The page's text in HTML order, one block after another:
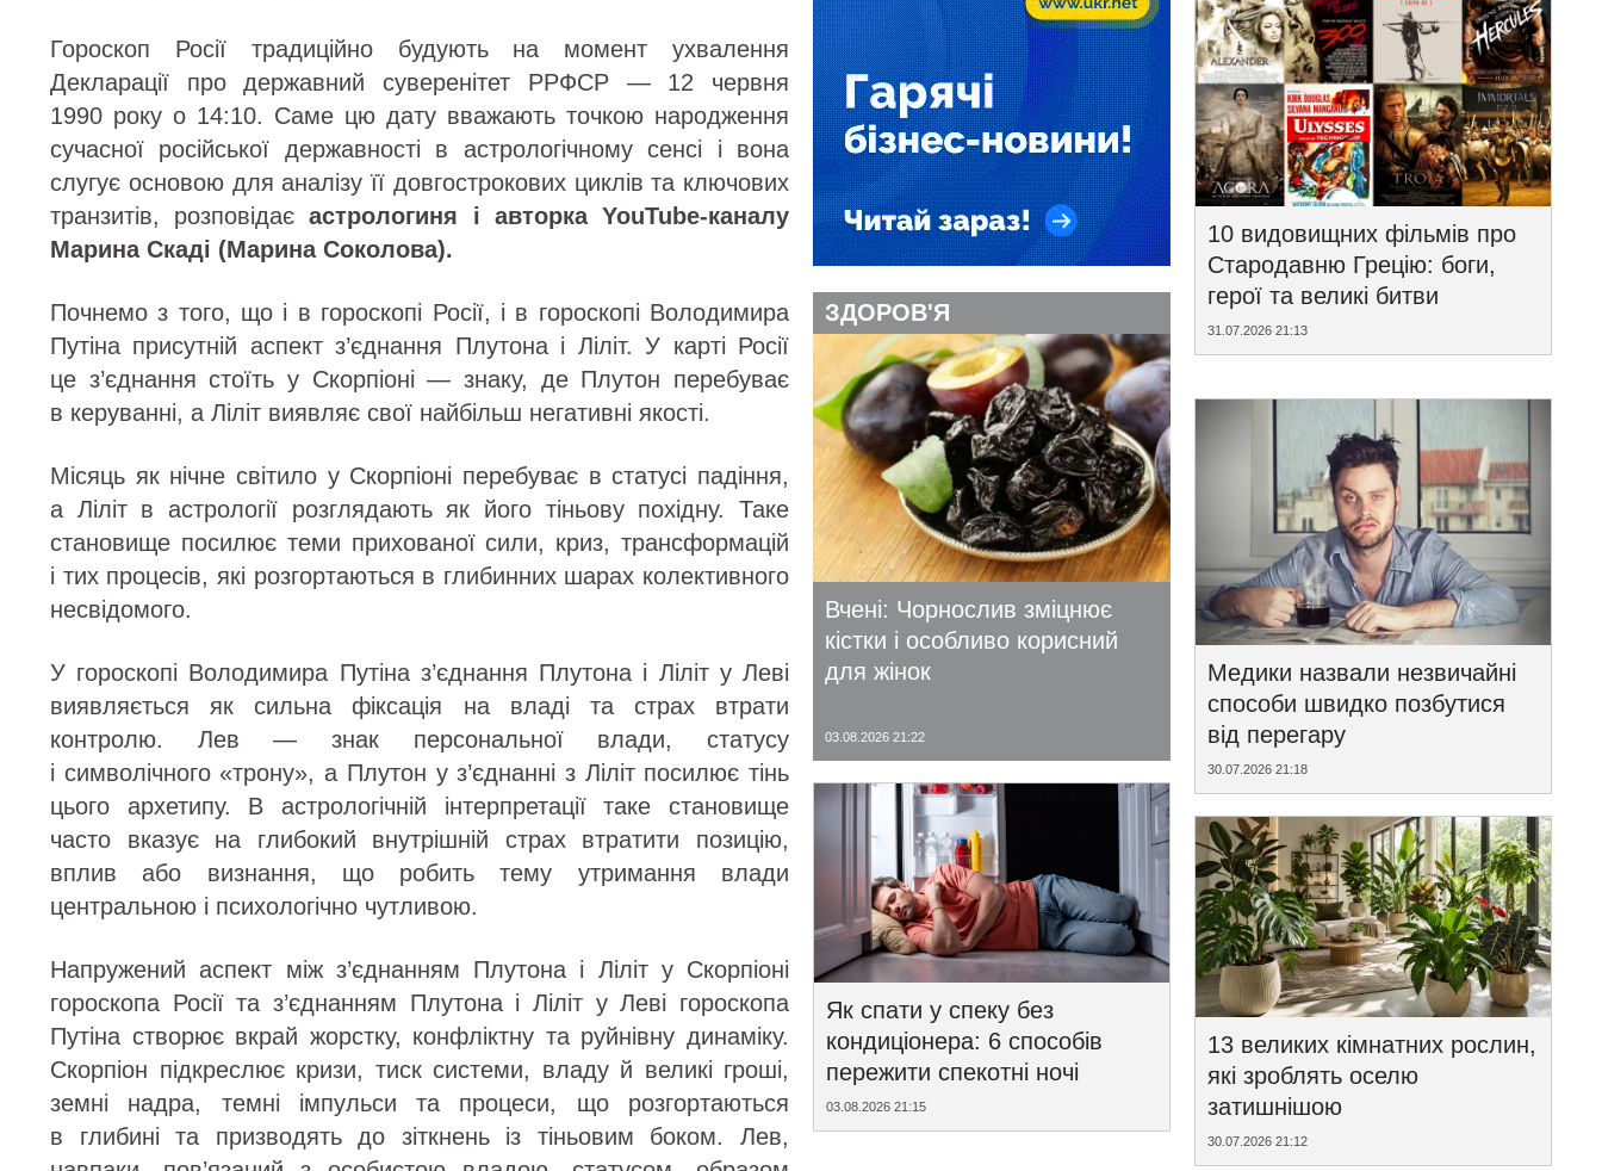
Гороскоп Росії традиційно будують на момент ухвалення
Декларації про державний суверенітет РРФСР — 12 червня
1990 року о 14:10. Саме цю дату вважають точкою народження
сучасної російської державності в астрологічному сенсі і вона
слугує основою для аналізу її довгострокових циклів та ключових
транзитів, розповідає астрологиня і авторка YouTube-каналу
Марина Скаді (Марина Соколова).
Почнемо з того, що і в гороскопі Росії, і в гороскопі Володимира
Путіна присутній аспект з’єднання Плутона і Ліліт. У карті Росії
це з’єднання стоїть у Скорпіоні — знаку, де Плутон перебуває
в керуванні, а Ліліт виявляє свої найбільш негативні якості.
Місяць як нічне світило у Скорпіоні перебуває в статусі падіння,
а Ліліт в астрології розглядають як його тіньову похідну. Таке
становище посилює теми прихованої сили, криз, трансформацій
і тих процесів, які розгортаються в глибинних шарах колективного
несвідомого.
У гороскопі Володимира Путіна з’єднання Плутона і Ліліт у Леві
виявляється як сильна фіксація на владі та страх втрати
контролю. Лев — знак персональної влади, статусу
і символічного «трону», а Плутон у з’єднанні з Ліліт посилює тінь
цього архетипу. В астрологічній інтерпретації таке становище
часто вказує на глибокий внутрішній страх втратити позицію,
вплив або визнання, що робить тему утримання влади
центральною і психологічно чутливою.
Напружений аспект між з’єднанням Плутона і Ліліт у Скорпіоні
гороскопа Росії та з’єднанням Плутона і Ліліт у Леві гороскопа
Путіна створює вкрай жорстку, конфліктну та руйнівну динаміку.
Скорпіон підкреслює кризи, тиск системи, владу й великі гроші,
земні надра, темні імпульси та процеси, що розгортаються
в глибині та призводять до зіткнень із тіньовим боком. Лев,
ЗДОРОВ'Я
Вчені: Чорнослив зміцнює
кістки і особливо корисний
для жінок
03.08.2026 21:22
Як спати у спеку без
кондиціонера: 6 способів
пережити спекотні ночі
03.08.2026 21:15
10 видовищних фільмів про
Стародавню Грецію: боги,
герої та великі битви
31.07.2026 21:13
Медики назвали незвичайні
способи швидко позбутися
від перегару
30.07.2026 21:18
13 великих кімнатних рослин,
які зроблять оселю
затишнішою
30.07.2026 21:12